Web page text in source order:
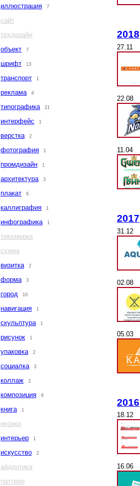
иллюстрация 7
сайт
техдизайн
объект
7
шрифт 13
транспорт 1
реклама 4
типографика 21
интерфейс 1
верстка 2
фотография 1
промдизайн 1
архитектура 3
плакат 6
каллиграфия 1
инфографика 1
трехмерка
схема
визитка
2
форма 3
город 10
навигация 1
скульптура 1
рисунок 1
упаковка 2
социалка 3
коллаж 2
композиция 6
книга 1
иконки
интерьер
1
искусство 2
айдентика
паттерн
2018
27.11
22.08
11.04
2017
31.12
02.08
05.03
2016
18.12
16.06